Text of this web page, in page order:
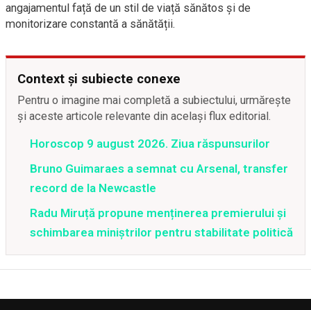
angajamentul față de un stil de viață sănătos și de
monitorizare constantă a sănătății.
Context și subiecte conexe
Pentru o imagine mai completă a subiectului, urmărește
și aceste articole relevante din același flux editorial.
Horoscop 9 august 2026. Ziua răspunsurilor
Bruno Guimaraes a semnat cu Arsenal, transfer
record de la Newcastle
Radu Miruță propune menținerea premierului și
schimbarea miniștrilor pentru stabilitate politică